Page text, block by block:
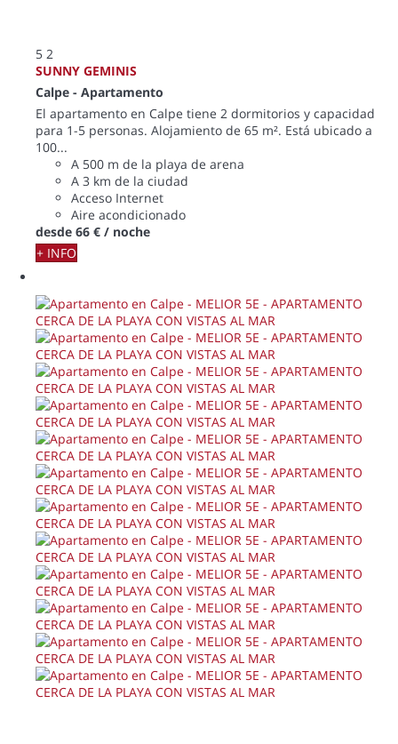
5 2
SUNNY GEMINIS
Calpe - Apartamento
El apartamento en Calpe tiene 2 dormitorios y capacidad
para 1-5 personas. Alojamiento de 65 m². Está ubicado a
100...
A 500 m de la playa de arena
A 3 km de la ciudad
Acceso Internet
Aire acondicionado
desde 66 € / noche
+ INFO